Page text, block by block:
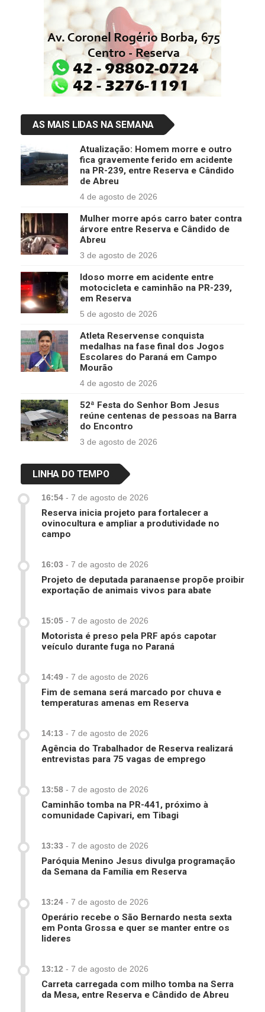
AS MAIS LIDAS NA SEMANA
Atualização: Homem morre e outro
fica gravemente ferido em acidente
na PR-239, entre Reserva e Cândido
de Abreu
4 de agosto de 2026
Mulher morre após carro bater contra
árvore entre Reserva e Cândido de
Abreu
3 de agosto de 2026
Idoso morre em acidente entre
motocicleta e caminhão na PR-239,
em Reserva
5 de agosto de 2026
Atleta Reservense conquista
medalhas na fase final dos Jogos
Escolares do Paraná em Campo
Mourão
4 de agosto de 2026
52ª Festa do Senhor Bom Jesus
reúne centenas de pessoas na Barra
do Encontro
3 de agosto de 2026
LINHA DO TEMPO
16:54 - 7 de agosto de 2026
Reserva inicia projeto para fortalecer a
ovinocultura e ampliar a produtividade no
campo
16:03 - 7 de agosto de 2026
Projeto de deputada paranaense propõe proibir
exportação de animais vivos para abate
15:05 - 7 de agosto de 2026
Motorista é preso pela PRF após capotar
veículo durante fuga no Paraná
14:49 - 7 de agosto de 2026
Fim de semana será marcado por chuva e
temperaturas amenas em Reserva
14:13 - 7 de agosto de 2026
Agência do Trabalhador de Reserva realizará
entrevistas para 75 vagas de emprego
13:58 - 7 de agosto de 2026
Caminhão tomba na PR-441, próximo à
comunidade Capivari, em Tibagi
13:33 - 7 de agosto de 2026
Paróquia Menino Jesus divulga programação
da Semana da Família em Reserva
13:24 - 7 de agosto de 2026
Operário recebe o São Bernardo nesta sexta
em Ponta Grossa e quer se manter entre os
lideres
13:12 - 7 de agosto de 2026
Carreta carregada com milho tomba na Serra
da Mesa, entre Reserva e Cândido de Abreu